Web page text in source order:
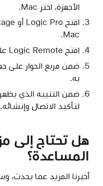
الأجهزة، اختر Mac.
Mac.
افتح Logic Remote على جهاز iOS.
به.
لتأكيد الاتصال وإنشائه.
هل تحتاج إلى
المساعدة؟
أخبرنا المزيد عما يحدث،